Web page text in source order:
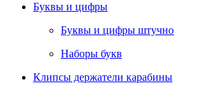
Буквы и цифры
Буквы и цифры штучно
Наборы букв
Клипсы держатели карабины